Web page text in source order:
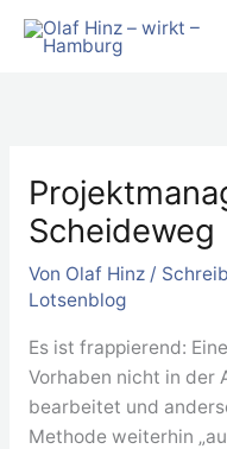
Zum
Inhalt
Scheideweg
Von Olaf Hinz /
Lotsenblog
Es ist frappierend:
Vorhaben nicht in der
bearbeitet und
Methode weiterhin